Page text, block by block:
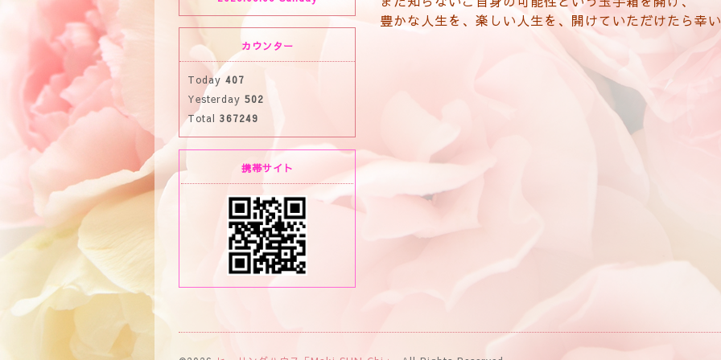
豊かな人生を、楽しい人生を、開けていただけたら幸
カウンター
Today 407
Yesterday 502
Total 367249
携帯サイト